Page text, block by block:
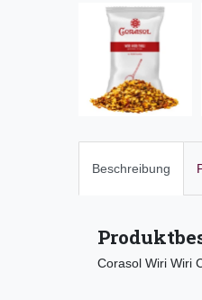
Beschreibung
Corasol Wiri Wiri